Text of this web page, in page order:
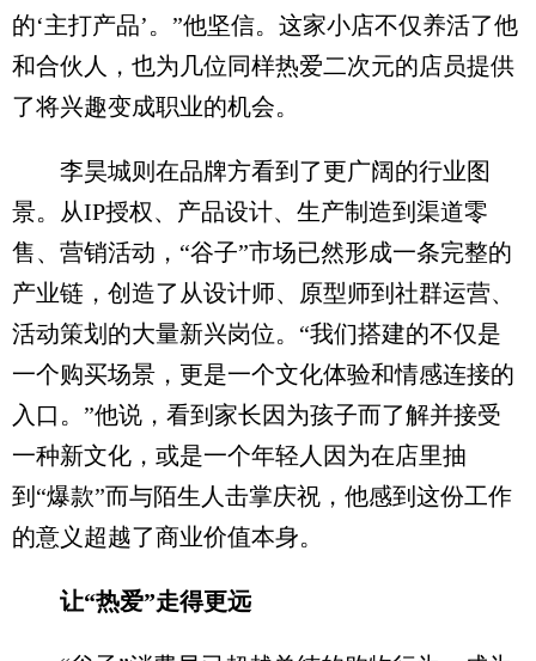
的‘主打产品’。”他坚信。这家小店不仅养活了他
和合伙人，也为几位同样热爱二次元的店员提供
了将兴趣变成职业的机会。
李昊城则在品牌方看到了更广阔的行业图
景。从IP授权、产品设计、生产制造到渠道零
售、营销活动，“谷子”市场已然形成一条完整的
产业链，创造了从设计师、原型师到社群运营、
活动策划的大量新兴岗位。“我们搭建的不仅是
一个购买场景，更是一个文化体验和情感连接的
入口。”他说，看到家长因为孩子而了解并接受
一种新文化，或是一个年轻人因为在店里抽
到“爆款”而与陌生人击掌庆祝，他感到这份工作
的意义超越了商业价值本身。
让“热爱”走得更远